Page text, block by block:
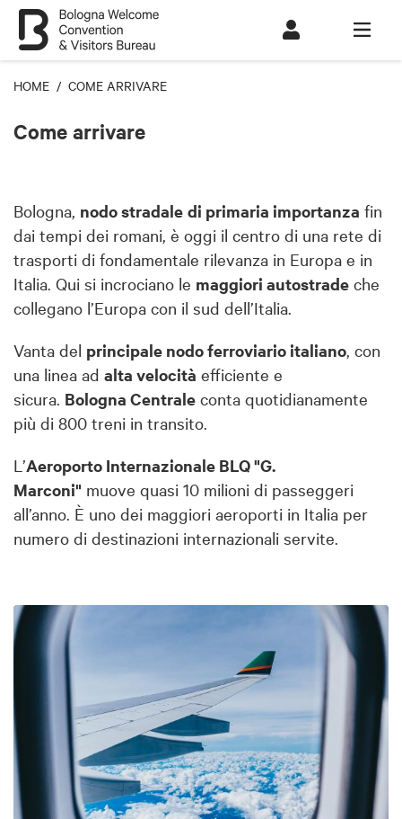
HOME / COME ARRIVARE
Come arrivare
Bologna, nodo stradale di primaria importanza fin
dai tempi dei romani, è oggi il centro di una rete di
trasporti di fondamentale rilevanza in Europa e in
Italia. Qui si incrociano le maggiori autostrade che
collegano l’Europa con il sud dell’Italia.
Vanta del principale nodo ferroviario italiano, con
una linea ad alta velocità efficiente e
sicura. Bologna Centrale conta quotidianamente
più di 800 treni in transito.
L’Aeroporto Internazionale BLQ "G.
Marconi" muove quasi 10 milioni di passeggeri
all’anno. È uno dei maggiori aeroporti in Italia per
numero di destinazioni internazionali servite.